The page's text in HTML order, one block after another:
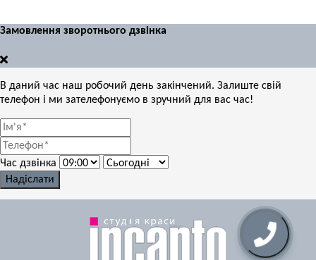
Замовлення зворотнього дзвінка
В даний час наш робочий день закінчений. Залиште свій
телефон і ми зателефонуємо в зручний для вас час!
Час дзвінка
Надіслати